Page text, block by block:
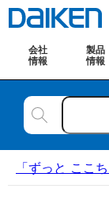
会社
情報
製品
情報
「ずっと ここ